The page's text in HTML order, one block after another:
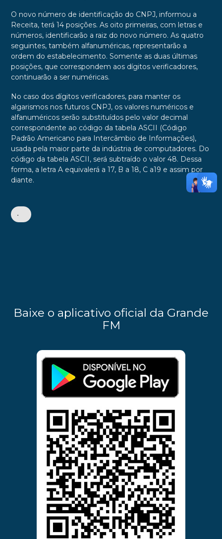
O novo número de identificação do CNPJ, informou a
Receita, terá 14 posições. As oito primeiras, com letras e
números, identificarão a raiz do novo número. As quatro
seguintes, também alfanuméricas, representarão a
ordem do estabelecimento. Somente as duas últimas
posições, que correspondem aos dígitos verificadores,
continuarão a ser numéricas.
No caso dos dígitos verificadores, para manter os
algarismos nos futuros CNPJ, os valores numéricos e
alfanuméricos serão substituídos pelo valor decimal
correspondente ao código da tabela ASCII (Código
Padrão Americano para Intercâmbio de Informações),
usada pela maior parte da indústria de computadores. Do
código da tabela ASCII, será subtraído o valor 48. Dessa
forma, a letra A equivalerá a 17, B a 18, C a19 e assim por
diante.
•
Baixe o aplicativo oficial da Grande
FM